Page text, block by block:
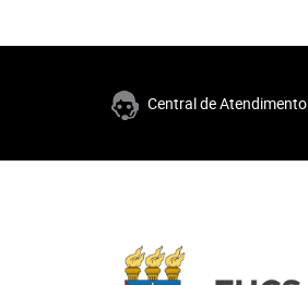
Central de Atendimento